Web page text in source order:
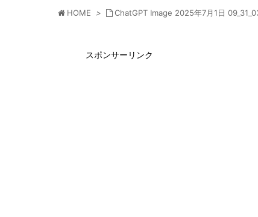
HOME > ChatGPT Image 2025年7月1日
スポンサーリンク